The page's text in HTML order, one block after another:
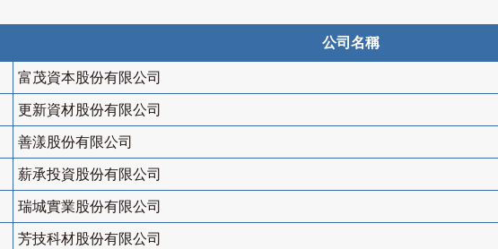
公司名稱
富茂資本股份有限公司
更新資材股份有限公司
善漾股份有限公司
薪承投資股份有限公司
瑞城實業股份有限公司
芳技科材股份有限公司